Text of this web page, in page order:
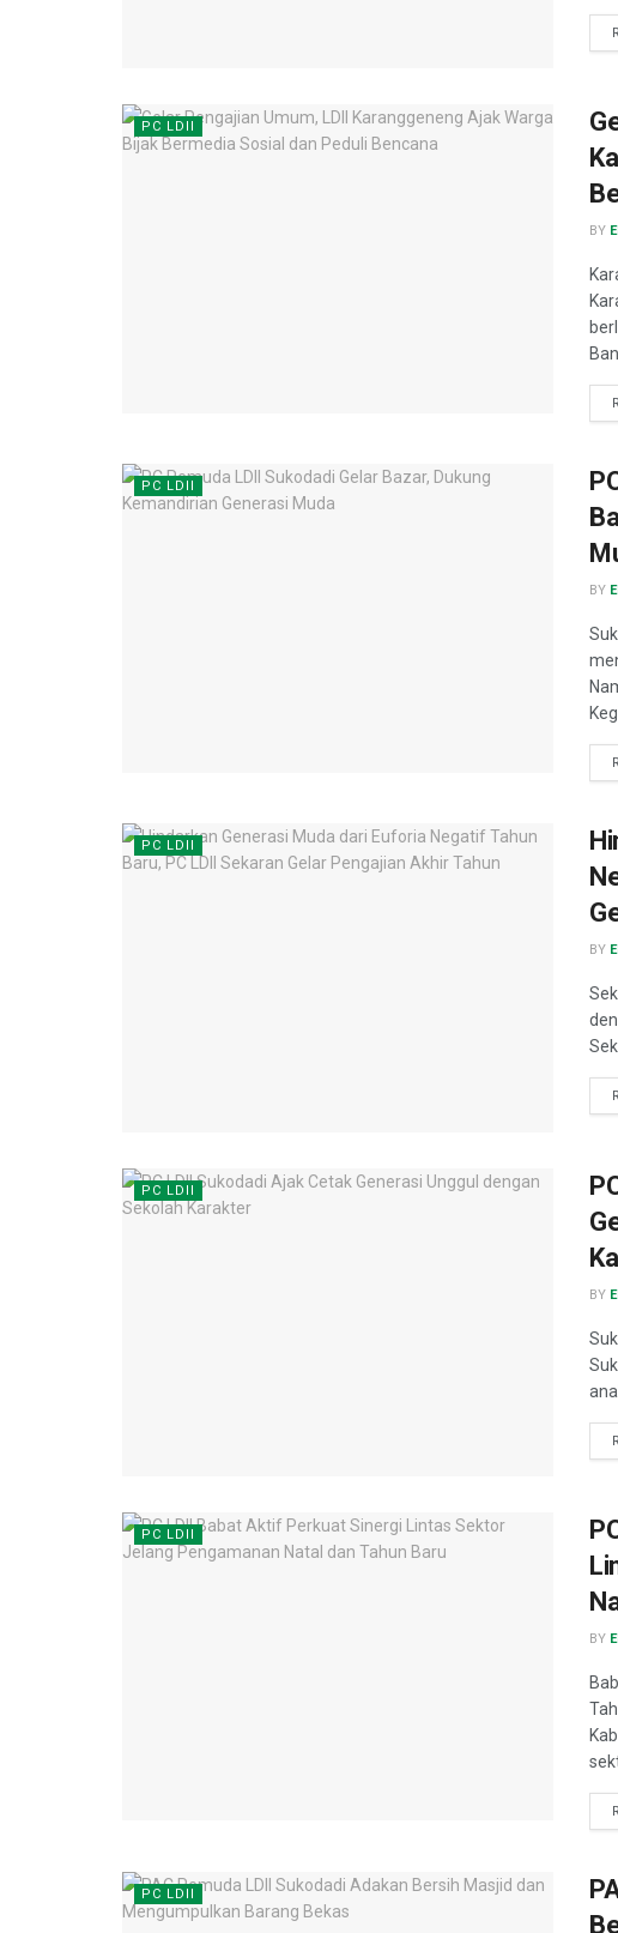
PC LDII
BY
PC LDII
BY
PC LDII
BY
PC LDII
BY
PC LDII
BY
PC LDII